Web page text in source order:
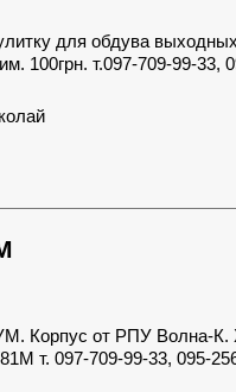
для обдува
100грн. т.097-709-99-33,
Корпус от РПУ Волна-К.
т. 097-709-99-33, 095-